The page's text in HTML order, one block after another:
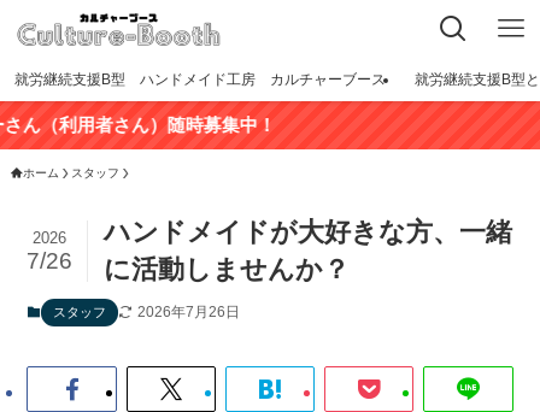
就労継続支援B型 ハンドメイド工房 カルチャーブース 就労継続支援B型
（利用者さん）随時募集中！
ホーム スタッフ
ハンドメイドが大好きな方、一緒
に活動しませんか？
2026
7/26
スタッフ 2026年7月26日